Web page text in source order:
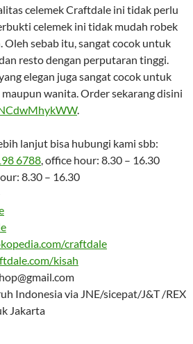
celemek Craftdale ini tidak perlu
celemek ini tidak mudah robek
Oleh sebab itu, sangat cocok untuk
resto dengan perputaran tinggi.
elegan juga sangat cocok untuk
wanita. Order sekarang disini
.
lanjut bisa hubungi kami sbb:
6788, office hour: 8.30 – 16.30
8.30 – 16.30
craftdale
kisah
Indonesia via JNE/sicepat/J&T /REX
Jakarta